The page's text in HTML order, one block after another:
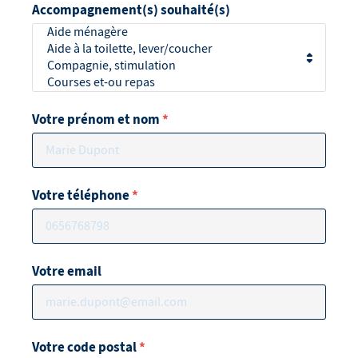
Accompagnement(s) souhaité(s)
Votre prénom et nom*
Votre téléphone*
Votre email
Votre code postal*